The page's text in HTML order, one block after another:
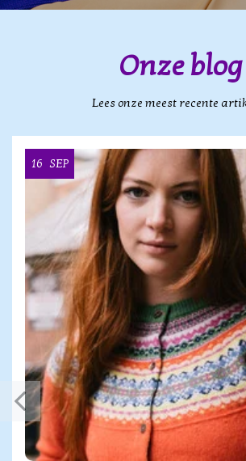
Onze blog
Lees onze meest recente
16 SEP